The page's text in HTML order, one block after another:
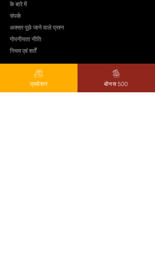
के बारे में
संपर्क
अक्सर पूछे जाने वाले प्रश्न
गोपनीयता नीति
नियम एवं शर्तें
Download App
प्रमोशन बोनस 500